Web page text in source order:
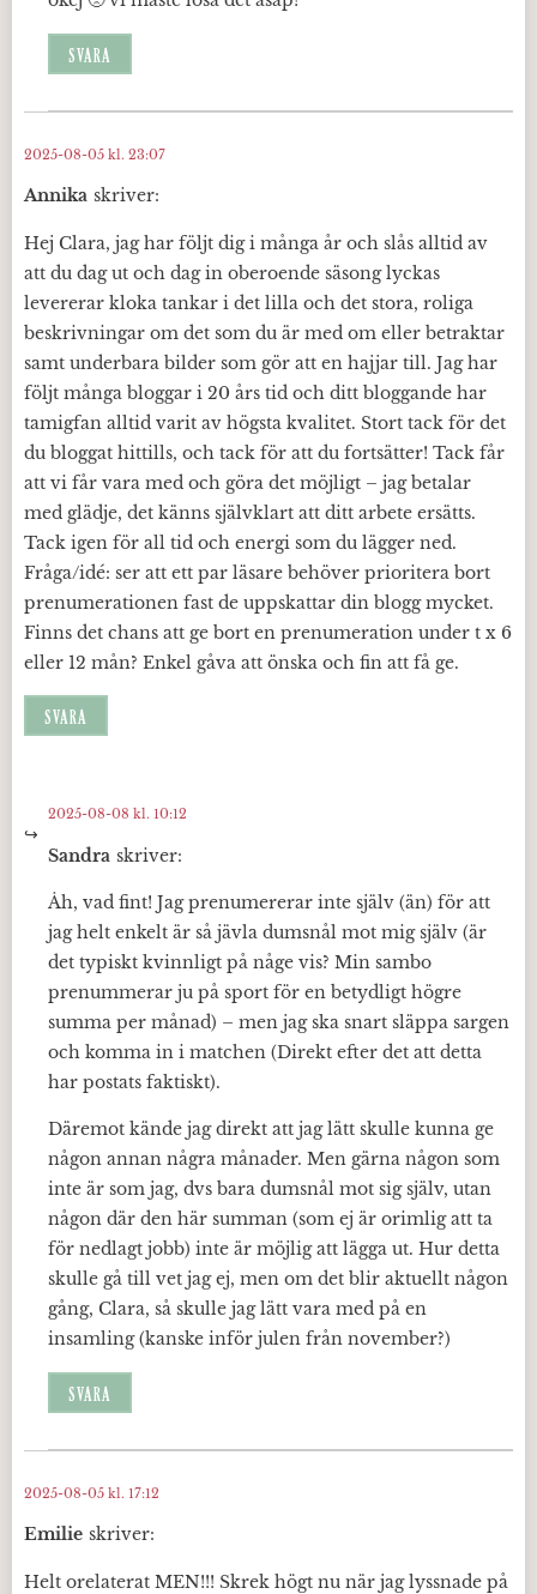
SVARA
Annika skriver:
2025-08-05 kl. 23:07
Hej Clara, jag har följt dig i många år och slås alltid av
att du dag ut och dag in oberoende säsong lyckas
levererar kloka tankar i det lilla och det stora, roliga
beskrivningar om det som du är med om eller betraktar
samt underbara bilder som gör att en hajjar till. Jag har
följt många bloggar i 20 års tid och ditt bloggande har
tamigfan alltid varit av högsta kvalitet. Stort tack för det
du bloggat hittills, och tack för att du fortsätter! Tack får
att vi får vara med och göra det möjligt – jag betalar
med glädje, det känns självklart att ditt arbete ersätts.
Tack igen för all tid och energi som du lägger ned.
Fråga/idé: ser att ett par läsare behöver prioritera bort
prenumerationen fast de uppskattar din blogg mycket.
Finns det chans att ge bort en prenumeration under t x 6
eller 12 mån? Enkel gåva att önska och fin att få ge.
SVARA
Sandra skriver:
2025-08-08 kl. 10:12
Åh, vad fint! Jag prenumererar inte själv (än) för att
jag helt enkelt är så jävla dumsnål mot mig själv (är
det typiskt kvinnligt på någe vis? Min sambo
prenummerar ju på sport för en betydligt högre
summa per månad) – men jag ska snart släppa sargen
och komma in i matchen (Direkt efter det att detta
har postats faktiskt).
Däremot kände jag direkt att jag lätt skulle kunna ge
någon annan några månader. Men gärna någon som
inte är som jag, dvs bara dumsnål mot sig själv, utan
någon där den här summan (som ej är orimlig att ta
för nedlagt jobb) inte är möjlig att lägga ut. Hur detta
skulle gå till vet jag ej, men om det blir aktuellt någon
gång, Clara, så skulle jag lätt vara med på en
insamling (kanske inför julen från november?)
SVARA
Emilie skriver:
2025-08-05 kl. 17:12
Helt orelaterat MEN!!! Skrek högt nu när jag lyssnade på